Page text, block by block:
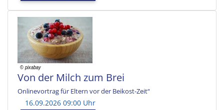
Von der Milch zum Brei
Onlinevortrag für Eltern vor der Beikost-Zeit“
16.09.2026 09:00 Uhr